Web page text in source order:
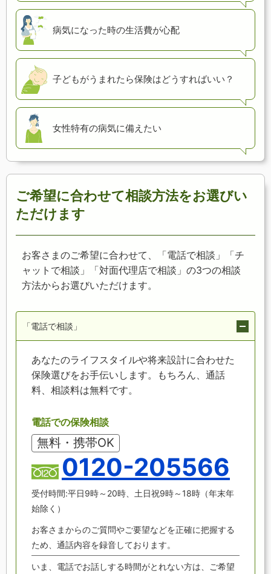
病気になった時の生活費が心配
子どもがうまれたら保険はどうすればいい？
女性特有の病気に備えたい
ご希望に合わせて相談方法をお選びい
ただけます
お客さまのご希望に合わせて、「電話で相談」「チ
ャットで相談」「対面代理店で相談」の3つの相談
方法からお選びいただけます。
「電話で相談」
あなたのライフスタイルや将来設計に合わせた
保険選びをお手伝いします。もちろん、通話
料、相談料は無料です。
電話での保険相談
0120-205566
無料・携帯OK
受付時間:平日9時～20時、土日祝9時～18時（年末年
始除く）
お客さまからのご質問やご要望などを正確に把握する
ため、通話内容を録音しております。
いま、電話でお話しする時間がとれない方は、ご希望